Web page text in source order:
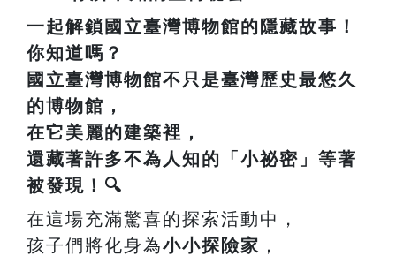
一起解鎖國立臺灣博物館的隱藏故事！
你知道嗎？
國立臺灣博物館不只是臺灣歷史最悠久
的博物館，
在它美麗的建築裡，
還藏著許多不為人知的「小祕密」等著
被發現！🔍
在這場充滿驚喜的探索活動中，
孩子們將化身為小小探險家 ，